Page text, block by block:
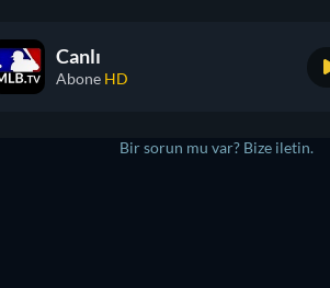
Canlı
Abone HD
Bir sorun mu var? Bize iletin.